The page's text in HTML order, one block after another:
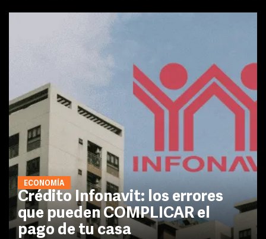
ECONOMÍA
Crédito Infonavit: los errores
que pueden COMPLICAR el
pago de tu casa